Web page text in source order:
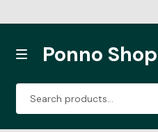
Ponno Shop